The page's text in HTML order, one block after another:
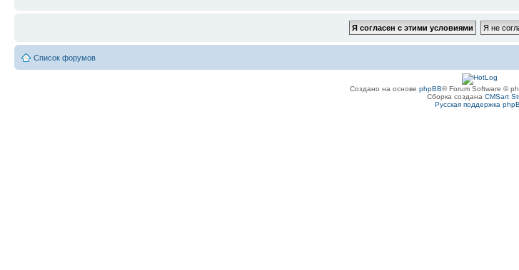
Список форумов
Создано на основе phpBB® Forum Software ©
Сборка создана CMSart
Русская поддержка